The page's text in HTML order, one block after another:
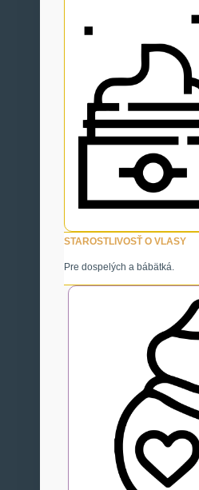
STAROSTLIVOSŤ O VLASY
Pre dospelých a bábätká.